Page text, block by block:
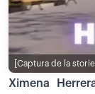
[Captura de la
Ximena